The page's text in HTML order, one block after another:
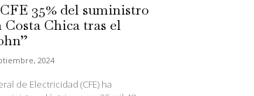
35% del suministro
Costa Chica tras el
2024
de Electricidad (CFE) ha